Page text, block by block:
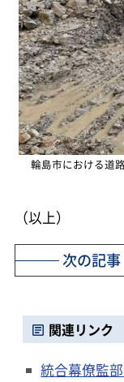
輪島市における道
（以上）
次の記事
関連リンク
統合幕僚監